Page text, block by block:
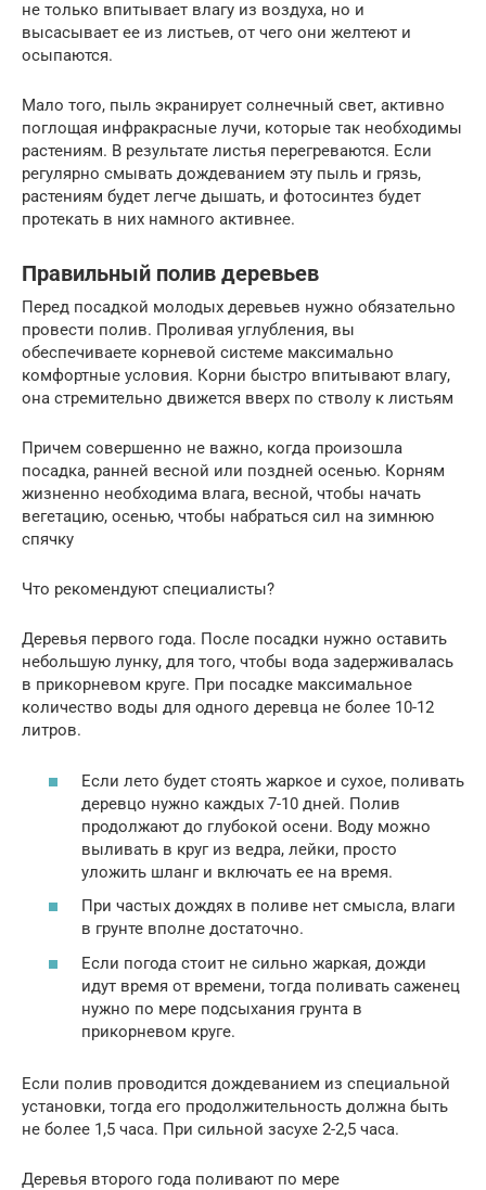
не только впитывает влагу из воздуха, но и
высасывает ее из листьев, от чего они желтеют и
осыпаются.
Мало того, пыль экранирует солнечный свет, активно
поглощая инфракрасные лучи, которые так необходимы
растениям. В результате листья перегреваются. Если
регулярно смывать дождеванием эту пыль и грязь,
растениям будет легче дышать, и фотосинтез будет
протекать в них намного активнее.
Правильный полив деревьев
Перед посадкой молодых деревьев нужно обязательно
провести полив. Проливая углубления, вы
обеспечиваете корневой системе максимально
комфортные условия. Корни быстро впитывают влагу,
она стремительно движется вверх по стволу к листьям
Причем совершенно не важно, когда произошла
посадка, ранней весной или поздней осенью. Корням
жизненно необходима влага, весной, чтобы начать
вегетацию, осенью, чтобы набраться сил на зимнюю
спячку
Что рекомендуют специалисты?
Деревья первого года. После посадки нужно оставить
небольшую лунку, для того, чтобы вода задерживалась
в прикорневом круге. При посадке максимальное
количество воды для одного деревца не более 10-12
литров.
Если лето будет стоять жаркое и сухое, поливать
деревцо нужно каждых 7-10 дней. Полив
продолжают до глубокой осени. Воду можно
выливать в круг из ведра, лейки, просто
уложить шланг и включать ее на время.
При частых дождях в поливе нет смысла, влаги
в грунте вполне достаточно.
Если погода стоит не сильно жаркая, дожди
идут время от времени, тогда поливать саженец
нужно по мере подсыхания грунта в
прикорневом круге.
Если полив проводится дождеванием из специальной
установки, тогда его продолжительность должна быть
не более 1,5 часа. При сильной засухе 2-2,5 часа.
Деревья второго года поливают по мере